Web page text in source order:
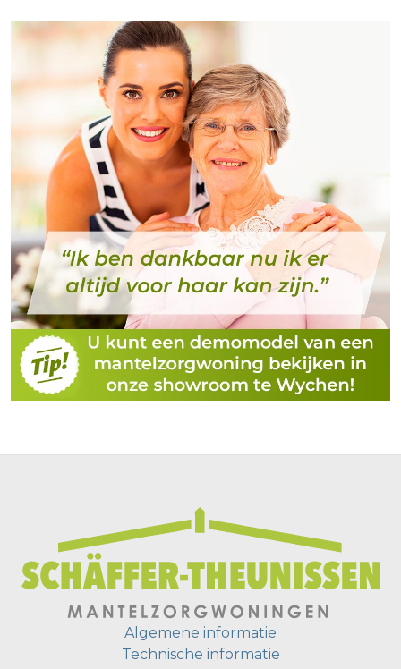
Algemene informatie
Technische informatie